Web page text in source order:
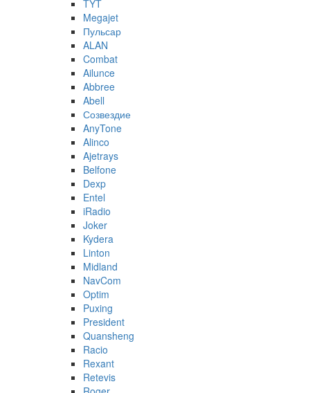
TYT
Megajet
Пульсар
ALAN
Combat
Ailunce
Abbree
Abell
Созвездие
AnyTone
Alinco
Ajetrays
Belfone
Dexp
Entel
iRadio
Joker
Kydera
Linton
Midland
NavCom
Optim
Puxing
President
Quansheng
Racio
Rexant
Retevis